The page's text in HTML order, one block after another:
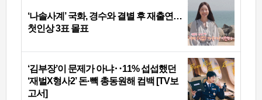
‘나솔사계’ 국화, 경수와 결별 후 재출연…
첫인상 3표 몰표
‘김부장’이 문제가 아냐‥11% 섭섭했던
‘재벌X형사2’ 돈·빽 총동원해 컴백 [TV보
고서]